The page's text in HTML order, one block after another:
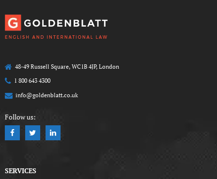
48-49 Russell Square, WC1B 4JP, London
1 800 643 4300
info@goldenblatt.co.uk
Follow us:
SERVICES